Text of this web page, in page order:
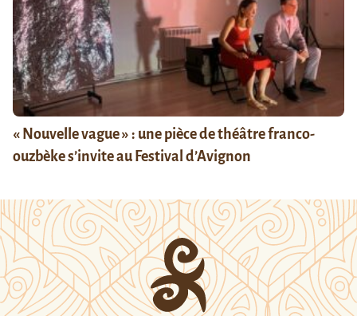
« Nouvelle vague » : une pièce de théâtre franco-
ouzbèke s’invite au Festival d’Avignon